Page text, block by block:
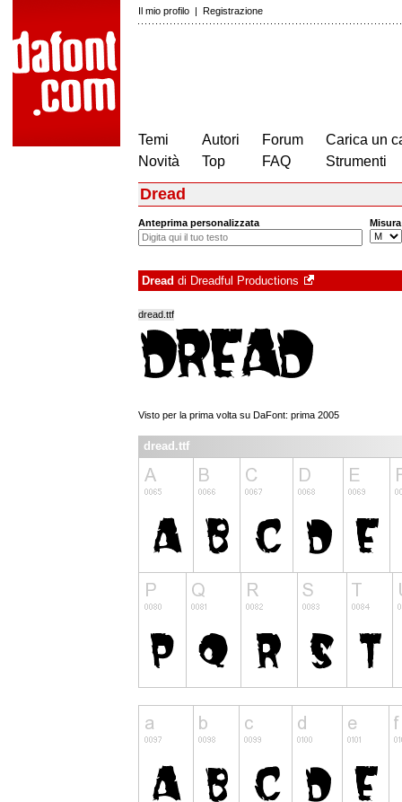
Il mio profilo | Registrazione
Temi
Novità
Autori
Top
Forum
FAQ
Carica un
Strumenti
Dread
Anteprima personalizzata Misura
Dread di Dreadful Productions
dread.ttf
Visto per la prima volta su DaFont: prima 2005
dread.ttf